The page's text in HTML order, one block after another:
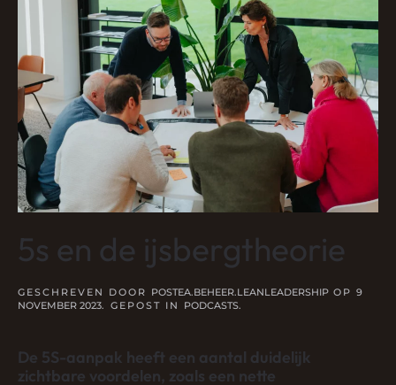
5s en de ijsbergtheorie
GESCHREVEN DOOR POSTEA.BEHEER.LEANLEADERSHIP OP 9
NOVEMBER 2023. GEPOST IN PODCASTS.
De 5S-aanpak heeft een aantal duidelijk
zichtbare voordelen, zoals een nette